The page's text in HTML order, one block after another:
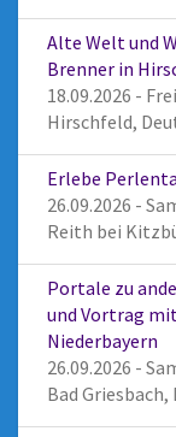
Alte Welt und
Brenner in
18.09.2026 -
Hirschfeld,
Erlebe
26.09.2026 -
Reith bei
Portale zu
und Vortrag
Niederbayern
26.09.2026 -
Bad